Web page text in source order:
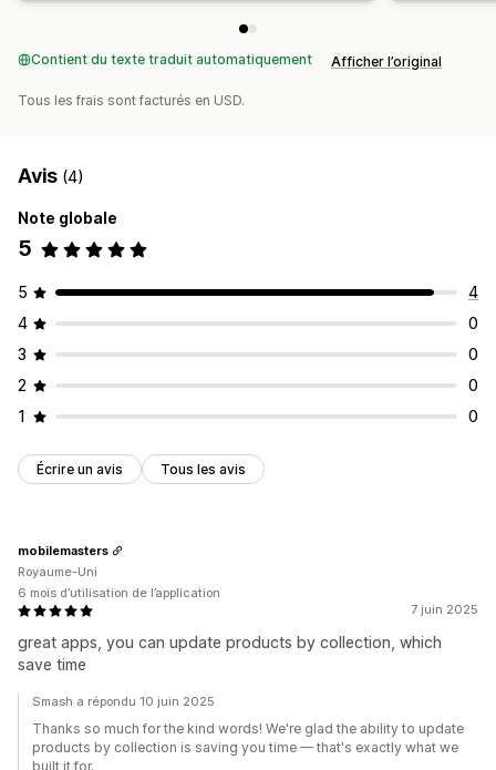
Contient du texte traduit automatiquement Afficher l’original
Tous les frais sont facturés en USD.
Avis (4)
Note globale
5
5
4
4
0
3
0
2
0
1
0
Écrire un avis Tous les avis
7 juin 2025
great apps, you can update products by collection, which
save time
mobilemasters
Royaume-Uni
6 mois d’utilisation de l’application
Smash a répondu 10 juin 2025
Thanks so much for the kind words! We're glad the ability to update
products by collection is saving you time — that's exactly what we
built it for.